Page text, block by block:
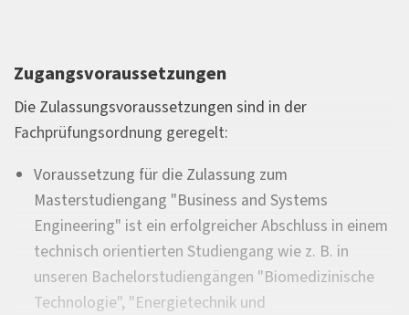
Zugangsvoraussetzungen
Die Zulassungsvoraussetzungen sind in der
Fachprüfungsordnung geregelt:
Voraussetzung für die Zulassung zum
Masterstudiengang "Business and Systems
Engineering" ist ein erfolgreicher Abschluss in einem
technisch orientierten Studiengang wie z. B. in
unseren Bachelorstudiengängen "Biomedizinische
Technologie", "Energietechnik und